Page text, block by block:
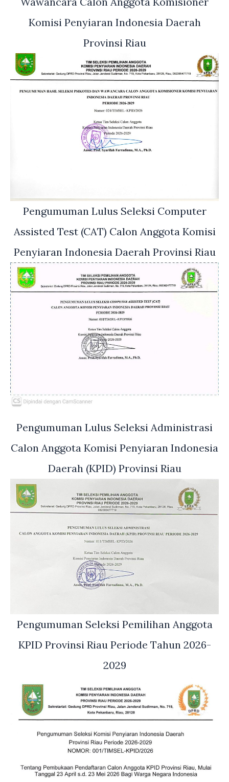
Komisi Penyiaran Indonesia Daerah
Provinsi Riau
Pengumuman Lulus Seleksi Computer
Assisted Test (CAT) Calon Anggota Komisi
Penyiaran Indonesia Daerah Provinsi Riau
Pengumuman Lulus Seleksi Administrasi
Calon Anggota Komisi Penyiaran Indonesia
Daerah (KPID) Provinsi Riau
Pengumuman Seleksi Pemilihan Anggota
KPID Provinsi Riau Periode Tahun 2026-
2029